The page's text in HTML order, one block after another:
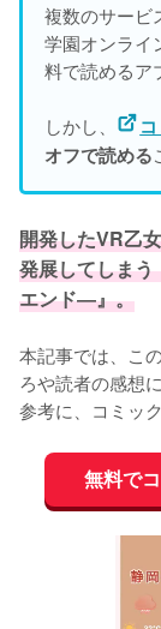
複数のサービ
学園オンラ
料で読めるア
しかし、
オフで読める
開発したVR乙
発展してしま
エンド―』。
本記事では、こ
ろや読者の感想
参考に、コミッ
無料で